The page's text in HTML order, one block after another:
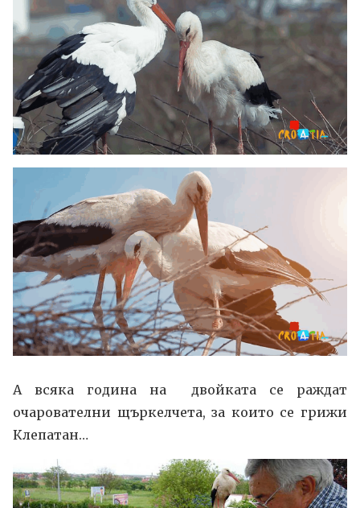
А всяка година на двойката се раждат
очарователни щъркелчета, за които се грижи
Клепатан…